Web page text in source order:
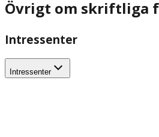
Övrigt om skriftliga
Intressenter
Intressenter